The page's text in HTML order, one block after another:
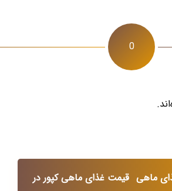
0
ماهی قیمت غذای ماهی کپور در